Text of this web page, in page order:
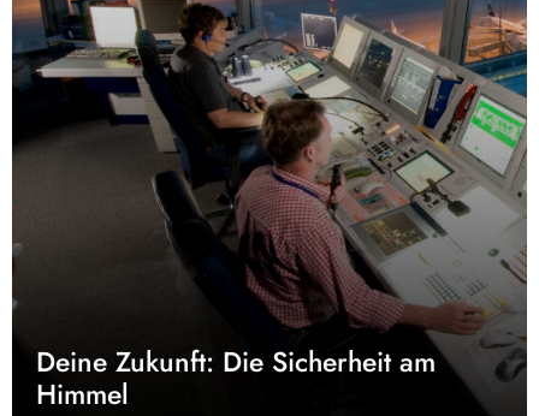
Deine Zukunft: Die Sicherheit am
Himmel